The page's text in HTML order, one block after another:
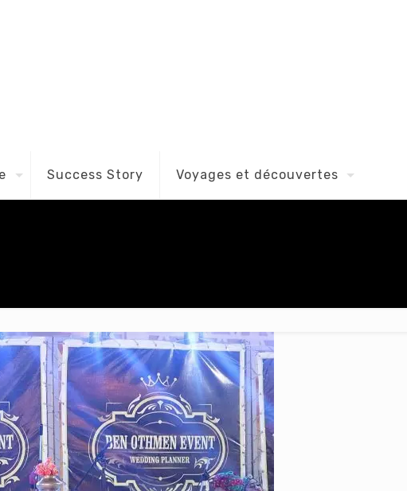
Success Story Voyages et découvertes